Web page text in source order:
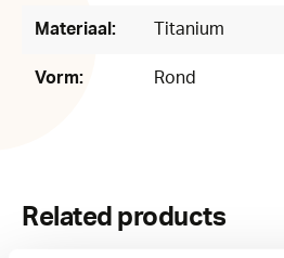
Materiaal: Titanium
Vorm: Rond
Related products